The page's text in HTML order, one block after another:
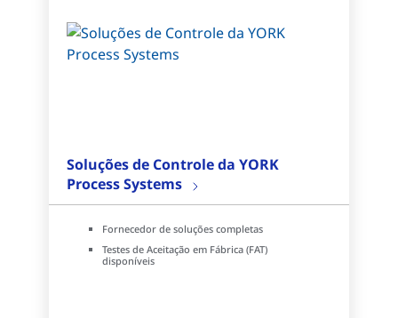
Soluções de Controle da YORK
Process Systems
Fornecedor de soluções completas
Testes de Aceitação em Fábrica (FAT)
disponíveis